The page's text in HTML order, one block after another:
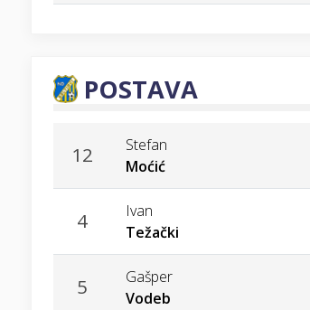
POSTAVA
12
Stefan
Moćić
4
Ivan
Težački
5
Gašper
Vodeb